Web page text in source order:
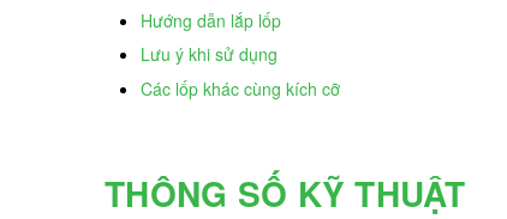
Hướng dẫn lắp lốp
Lưu ý khi sử dụng
Các lốp khác cùng kích cỡ
THÔNG SỐ KỸ THUẬT